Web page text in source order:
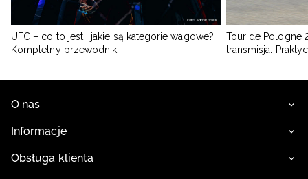
UFC – co to jest i jakie są kategorie wagowe?
Kompletny przewodnik
Tour de Pologne
transmisja.
O nas
Informacje
Obsługa klienta